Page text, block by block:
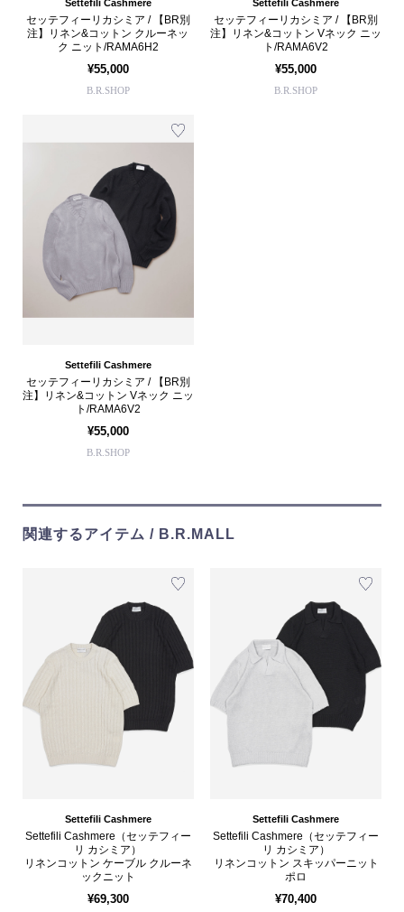
Settefili Cashmere
セッテフィーリカシミア / 【BR別
注】リネン&コットン クルーネッ
ク ニット/RAMA6H2
¥55,000
B.R.SHOP
Settefili Cashmere
セッテフィーリカシミア / 【BR別
注】リネン&コットン Vネック ニッ
ト/RAMA6V2
¥55,000
B.R.SHOP
Settefili Cashmere
セッテフィーリカシミア / 【BR別
注】リネン&コットン Vネック ニッ
ト/RAMA6V2
¥55,000
B.R.SHOP
関連するアイテム / B.R.MALL
Settefili Cashmere
Settefili Cashmere（セッテフィー
リ カシミア）
リネンコットン ケーブル クルーネ
ックニット
¥69,300
Settefili Cashmere
Settefili Cashmere（セッテフィー
リ カシミア）
リネンコットン スキッパーニット
ポロ
¥70,400